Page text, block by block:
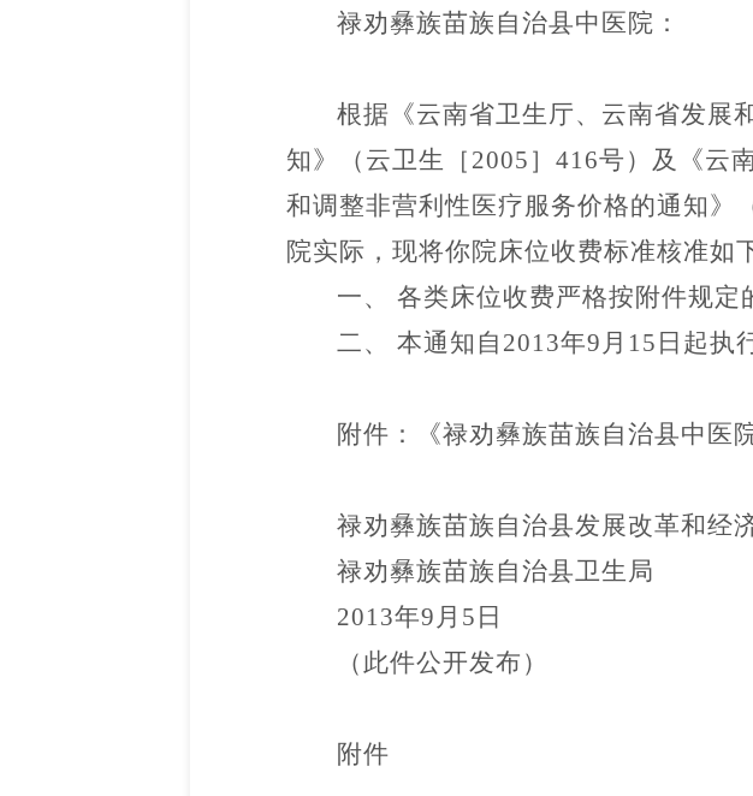
禄劝彝族苗族自治县中医院：
根据《云南省卫生厅、云南省发展
知》（云卫生［2005］416号）及《云
和调整非营利性医疗服务价格的通知》
院实际，现将你院床位收费标准核准如
一、 各类床位收费严格按附件规定
二、 本通知自2013年9月15日起执
附件：《禄劝彝族苗族自治县中医
禄劝彝族苗族自治县发展改革和经
禄劝彝族苗族自治县卫生局
2013年9月5日
（此件公开发布）
附件